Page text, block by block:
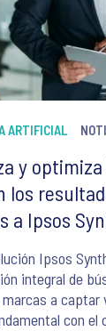
ARTIFICIAL
y
los
a Ipsos
Ipsos
integral de
marcas a
con el